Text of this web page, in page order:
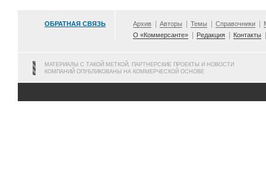
ОБРАТНАЯ СВЯЗЬ Архив Авторы Темы Справочники
О «Коммерсанте»
Редакция Контакты
МАТЕРИАЛЫ С ТАКОЙ МЕТКОЙ, ПАРТНЕРСКИЕ ПРОЕКТЫ И НОВОСТИ
КОМПАНИЙ ОПУБЛИКОВАНЫ НА КОММЕРЧЕСКОЙ ОСНОВЕ